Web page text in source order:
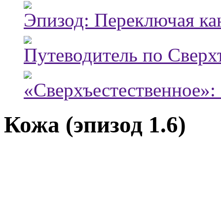
Эпизод: Переключая
Путеводитель по
Кожа (эпизод 1.6)